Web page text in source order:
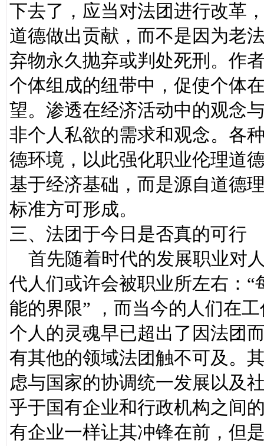
下去了，应当对法团进行改革
道德做出贡献，而不是因为老
弃物永久抛弃或判处死刑。作
个体组成的纽带中，促使个体
望。渗透在经济活动中的观念
非个人私欲的需求和观念。各
德环境，以此强化职业伦理道
基于经济基础，而是源自道德
标准方可形成。
三、法团于今日是否真的可行
首先随着时代的发展职业对
代人们或许会被职业所左右：
能的界限” ，而当今的人们在
个人的灵魂早已超出了因法团
有其他的领域法团触不可及。
虑与国家的协调统一发展以及
乎于国有企业和行政机构之间
有企业一样让其冲锋在前，但